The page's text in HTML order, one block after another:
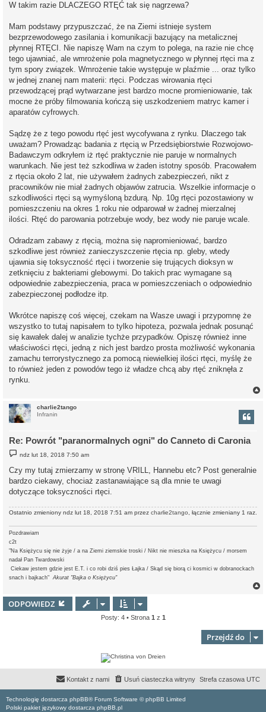
W takim razie DLACZEGO RTĘĆ tak się nagrzewa?
Mam podstawy przypuszczać, że na Ziemi istnieje system
bezprzewodowego zasilania i komunikacji bazujący na metalicznej
płynnej RTĘCI. Nie napiszę Wam na czym to polega, na razie nie chcę
tego ujawniać, ale wmrożenie pola magnetycznego w płynnej rtęci ma z
tym spory związek. Wmrożenie takie występuje w plaźmie ... oraz tylko
w jednej znanej nam materii: rtęci. Podczas wirowania rtęci
przewodzącej prąd wytwarzane jest bardzo mocne promieniowanie, tak
mocne że próby filmowania kończą się uszkodzeniem matryc kamer i
aparatów cyfrowych.
Sądzę że z tego powodu rtęć jest wycofywana z rynku. Dlaczego tak
uważam? Prowadząc badania z rtęcią w Przedsiębiorstwie Rozwojowo-
Badawczym odkryłem iż rtęć praktycznie nie paruje w normalnych
warunkach. Nie jest też szkodliwa w żaden istotny sposób. Pracowałem
z rtęcia około 2 lat, nie używałem żadnych zabezpieczeń, nikt z
pracowników nie miał żadnych objawów zatrucia. Wszelkie informacje o
szkodliwości rtęci są wymyśloną bzdurą. Np. 10g rtęci pozostawiony w
pomieszczeniu na okres 1 roku nie odparował w żadnej mierzalnej
ilości. Rtęć do parowania potrzebuje wody, bez wody nie paruje wcale.
Odradzam zabawy z rtęcią, można się napromieniować, bardzo
szkodliwe jest również zanieczyszczenie rtęcia np. gleby, wtedy
ujawnia się toksyczność rtęci i tworzenie się trujących dioksyn w
zetknięciu z bakteriami glebowymi. Do takich prac wymagane są
odpowiednie zabezpieczenia, praca w pomieszczeniach o odpowiednio
zabezpieczonej podłodze itp.
Wkrótce napiszę coś więcej, czekam na Wasze uwagi i przypomnę że
wszystko to tutaj napisałem to tylko hipoteza, pozwala jednak posunąć
się kawałek dalej w analizie tychże przypadków. Opiszę również inne
właściwości rtęci, jedną z nich jest bardzo prosta możliwość wykonania
zamachu terrorystycznego za pomocą niewielkiej ilości rtęci, myślę że
to również jeden z powodów tego iż władze chcą aby rtęć zniknęła z
rynku.
charlie2tango
Infranin
Re: Powrót "paranormalnych ogni" do Canneto di Caronia
o
t
ndz lut 18, 2018 7:50 am
Czy my tutaj zmierzamy w stronę VRILL, Hannebu etc? Post generalnie
bardzo ciekawy, chociaż zastanawiające są dla mnie te uwagi
dotyczące toksyczności rtęci.
Ostatnio zmieniony ndz lut 18, 2018 7:51 am przez charlie2tango , łącznie zmieniany 1 raz.
Pozdrawiam
c2t
"Na Księżycu się nie żyje / a na Ziemi ziemskie troski / Nikt nie mieszka na Księżycu / morsem
nadał Pan Twardowski
Ciekaw jestem gdzie jest E.T. i co robi dziś pies Łajka / Skąd się biorą ci kosmici w dobranockach
snach i bajkach" Akurat "Bajka o Księżycu"
ODPOWIEDZ
Posty: 4 • Strona 1 z 1
Przejdź do
Strefa czasowa UTC
Usuń ciasteczka witryny
Kontakt z nami
Technologię dostarcza phpBB® Forum Software © phpBB Limited
Polski pakiet językowy dostarcza phpBB.pl